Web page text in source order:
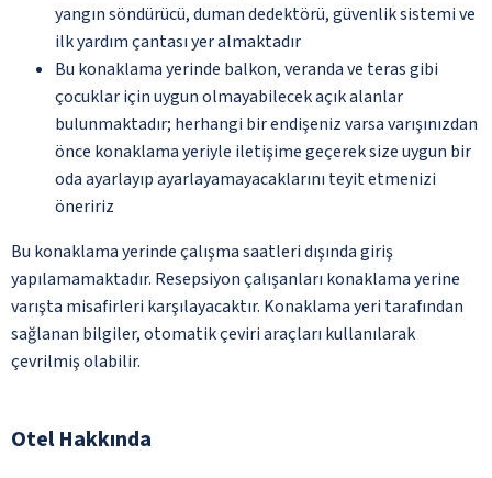
yangın söndürücü, duman dedektörü, güvenlik sistemi ve
ilk yardım çantası yer almaktadır
Bu konaklama yerinde balkon, veranda ve teras gibi
çocuklar için uygun olmayabilecek açık alanlar
bulunmaktadır; herhangi bir endişeniz varsa varışınızdan
önce konaklama yeriyle iletişime geçerek size uygun bir
oda ayarlayıp ayarlayamayacaklarını teyit etmenizi
öneririz
Bu konaklama yerinde çalışma saatleri dışında giriş
yapılamamaktadır. Resepsiyon çalışanları konaklama yerine
varışta misafirleri karşılayacaktır. Konaklama yeri tarafından
sağlanan bilgiler, otomatik çeviri araçları kullanılarak
çevrilmiş olabilir.
Otel Hakkında